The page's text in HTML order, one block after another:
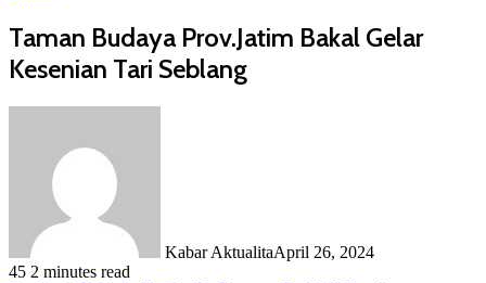
Taman Budaya Prov.Jatim Bakal Gelar
Kesenian Tari Seblang
Kabar AktualitaApril 26, 2024
45 2 minutes read